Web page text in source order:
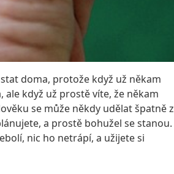
doma, protože když už někam
když už prostě víte, že někam
se může někdy udělat špatně z
a prostě bohužel se stanou.
nic ho netrápí, a užijete si